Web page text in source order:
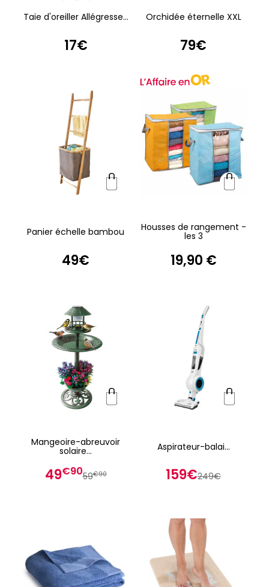
Taie d'oreiller Allégresse...
17€
Orchidée éternelle XXL
79€
Panier échelle bambou
49€
Housses de rangement -
les 3
19,90 €
Mangeoire-abreuvoir
solaire...
49€9059€90
Aspirateur-balai...
159€249€